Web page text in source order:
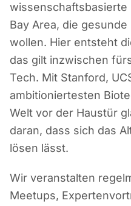
wissenschaftsbasierte
Bay Area, die
wollen. Hier entsteht
das gilt inzwischen
Tech. Mit Stanford,
ambitioniertesten
Welt vor der Haustür
daran, dass sich das
lösen lässt.
Wir veranstalten
Meetups,